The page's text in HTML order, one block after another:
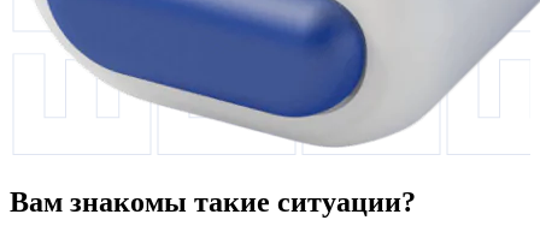
Вам знакомы такие ситуации?